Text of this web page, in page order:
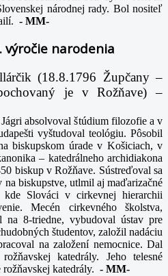
národnej rady. Bol nositeľ
- MM-
výročie narodenia
(18.8.1796 Župčany –
je v Rožňave) –
absolvoval štúdium filozofie a v
vyštudoval teológiu. Pôsobil
biskupskom úrade v Košiciach, v
– katedrálneho archidiakona
biskup v Rožňave. Sústreďoval sa
biskupstve, utlmil aj maďarizačné
kde Slováci v cirkevnej hierarchii
Mecén cirkevného školstva,
na 8-triedne, vybudoval ústav pre
študentov, založil nadáciu
na založení nemocnice. Dal
katedrály. Jeho telesné
katedrály. - MM-